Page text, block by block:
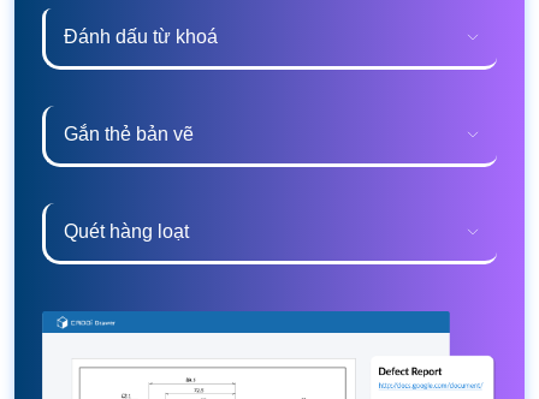
Đánh dấu từ khoá
Gắn thẻ bản vẽ
Quét hàng loạt